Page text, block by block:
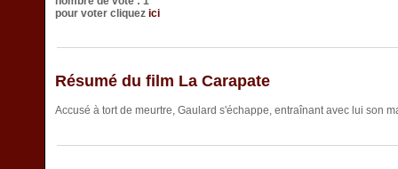
pour voter cliquez ici
Résumé du film La Carapate
Accusé à tort de meurtre, Gaulard s'échappe, entraînant avec lui son